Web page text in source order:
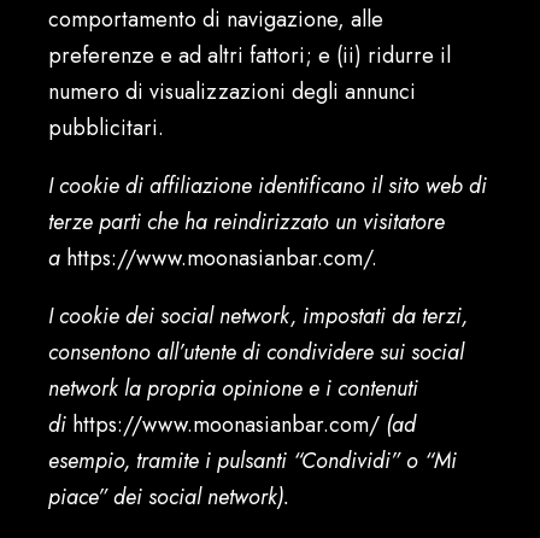
comportamento di navigazione, alle
preferenze e ad altri fattori; e (ii) ridurre il
numero di visualizzazioni degli annunci
pubblicitari.
I cookie di affiliazione identificano il sito web di
terze parti che ha reindirizzato un visitatore
a https://www.moonasianbar.com/.
I cookie dei social network, impostati da terzi,
consentono all’utente di condividere sui social
network la propria opinione e i contenuti
di https://www.moonasianbar.com/ (ad
esempio, tramite i pulsanti “Condividi” o “Mi
piace” dei social network).